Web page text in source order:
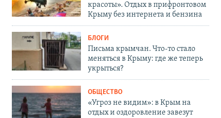
красоты». Отдых в прифронтовом
Крыму без интернета и бензина
БЛОГИ
Письма крымчан. Что-то стало
меняться в Крыму: где же теперь
укрыться?
ОБЩЕСТВО
«Угроз не видим»: в Крым на
отдых и оздоровление завезут